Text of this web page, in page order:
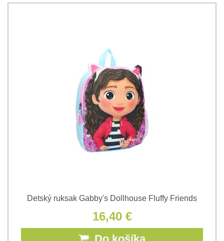
Detský ruksak Gabby's Dollhouse Fluffy Friends
16,40 €